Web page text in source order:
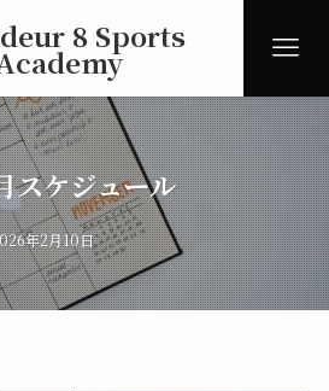
8 Sports
スケジュール
年2月10日